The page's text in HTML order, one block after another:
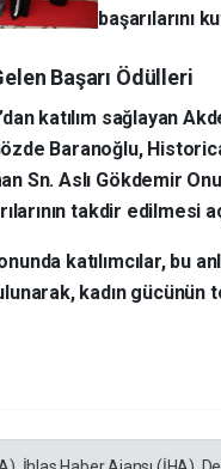
başarılarını
Başarı Ödülleri
katılım sağlayan
Baranoğlu,
Sn. Aslı Gökdemir
takdir edilmesi
katılımcılar, bu
kadın gücünün